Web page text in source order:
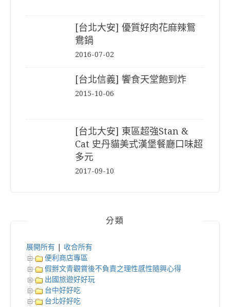
[台北大安] 優質好肉花麻辣鴛
鴦鍋
2016-07-02
[台北信義] 饗食天堂飽到炸
2015-10-06
[台北大安] 東區超強Stan &
Cat 史丹貓美式漢堡餐廳口味超
多元
2017-09-10
分類
展開所有
收合所有
便利商店專區
假掰文青觀賞後不負責之理性感性隨興心得
出國旅遊好好玩
台中好好吃
台北好好吃